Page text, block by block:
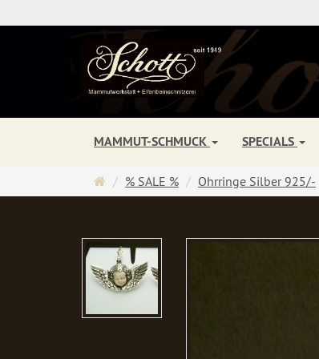
MAMMUT-SCHMUCK SPECIALS
Startseite
% SALE % Ohrringe Silber 925/-